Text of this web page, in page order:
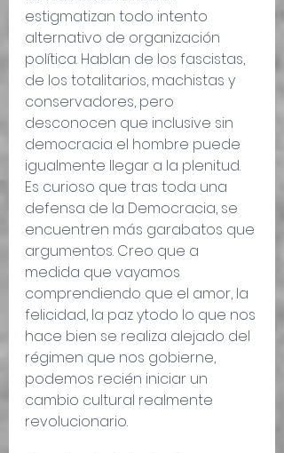
estigmatizan todo intento
alternativo de organización
política. Hablan de los fascistas,
de los totalitarios, machistas y
conservadores, pero
desconocen que inclusive sin
democracia el hombre puede
igualmente llegar a la plenitud.
Es curioso que tras toda una
defensa de la Democracia, se
encuentren más garabatos que
argumentos. Creo que a
medida que vayamos
comprendiendo que el amor, la
felicidad, la paz ytodo lo que nos
hace bien se realiza alejado del
régimen que nos gobierne,
podemos recién iniciar un
cambio cultural realmente
revolucionario.